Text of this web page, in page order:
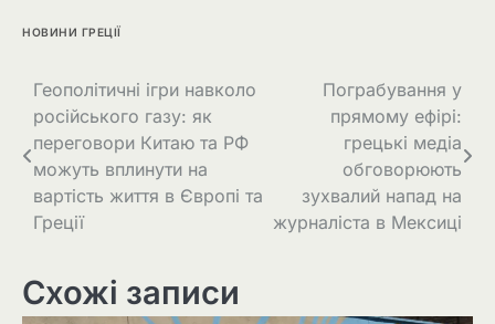
НОВИНИ ГРЕЦІЇ
Геополітичні ігри навколо
російського газу: як
переговори Китаю та РФ
можуть вплинути на
вартість життя в Європі та
Греції
Пограбування у
прямому ефірі:
грецькі медіа
обговорюють
зухвалий напад на
журналіста в Мексиці
Схожі записи